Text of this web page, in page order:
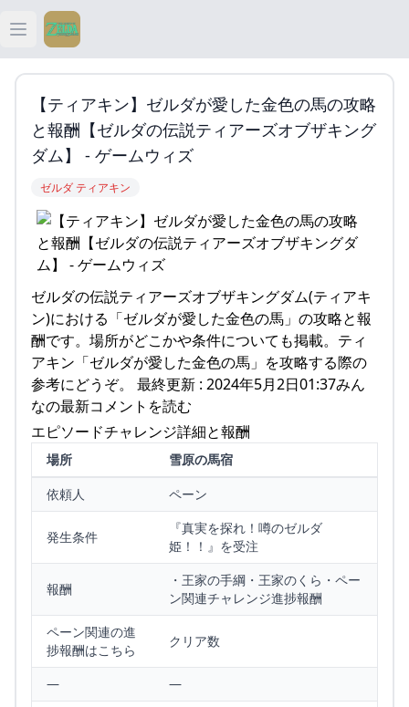
Open main menu
ティアキン
ティアキン 祠
ティアキン 武器
ティアキン 攻略
【ティアキン】ゼルダが愛した金色の馬の攻略
と報酬【ゼルダの伝説ティアーズオブザキング
ダム】 - ゲームウィズ
ゼルダ ティアキン
ゼルダの伝説ティアーズオブザキングダム(ティアキ
ン)における「ゼルダが愛した金色の馬」の攻略と報
酬です。場所がどこかや条件についても掲載。ティ
アキン「ゼルダが愛した金色の馬」を攻略する際の
参考にどうぞ。 最終更新 : 2024年5月2日01:37みん
なの最新コメントを読む
エピソードチャレンジ詳細と報酬
場所
雪原の馬宿
依頼人
ペーン
発生条件
『真実を探れ！噂のゼルダ
姫！！』を受注
報酬
・王家の手綱・王家のくら・ペー
ン関連チャレンジ進捗報酬
ペーン関連の進
捗報酬はこちら
クリア数
—
—